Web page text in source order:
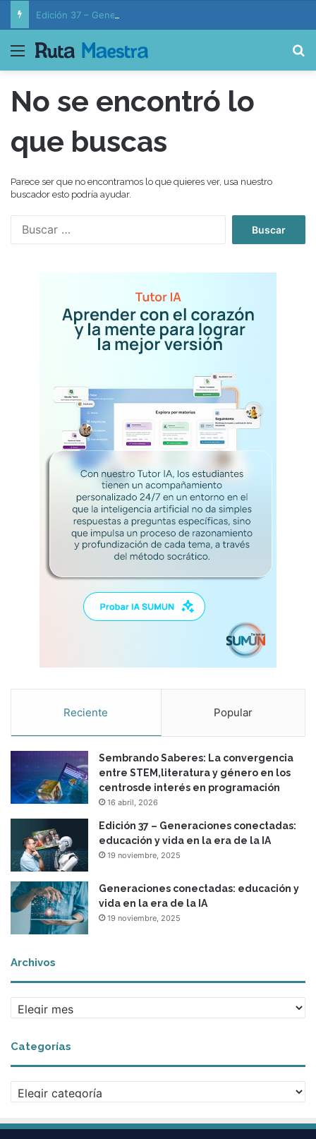
Menú
No se encontró lo
que buscas
Parece ser que no encontramos lo que quieres ver, usa nuestro
buscador esto podría ayudar.
:
Reciente Popular
Sembrando Saberes: La convergencia
entre STEM,literatura y género en los
centrosde interés en programación
16 abril, 2026
Edición 37 – Generaciones conectadas:
educación y vida en la era de la IA
19 noviembre, 2025
Generaciones conectadas: educación y
vida en la era de la IA
19 noviembre, 2025
Archivos
r
h
i
Categorías
a
e